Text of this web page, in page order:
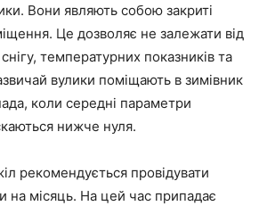
Вони являють собою закриті
Це дозволяє не залежати від
температурних показників та
вулики поміщають в зимівник
коли середні параметри
нижче нуля.
рекомендується провідувати
на місяць. На цей час припадає